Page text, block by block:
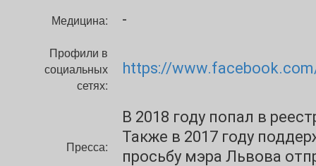
Медицина: -
Профили в
социальных
сетях:
https://
Пресса:
В 2018 году попал в
Также в 2017 году
просьбу мэра Львова